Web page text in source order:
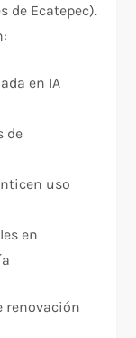
de Ecatepec).
en IA
de
uso
en
renovación